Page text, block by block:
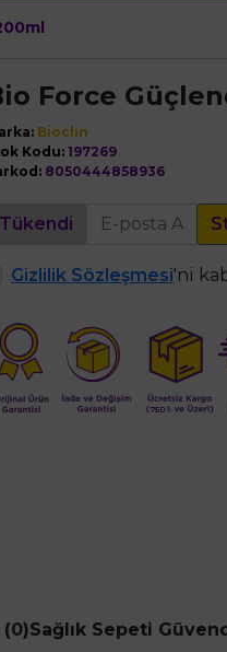
Force
Bioclin
Kodu: 197269
8050444858936
Tükendi
Gizlilik Sözleşmesi'ni
Sağlık Sepeti